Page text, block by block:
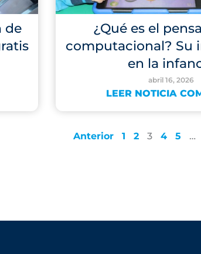
de
¿Qué es el
computacional? Su
en la
abril 16, 2026
LEER NOTICIA
Anterior 1 2 3 4 5 …